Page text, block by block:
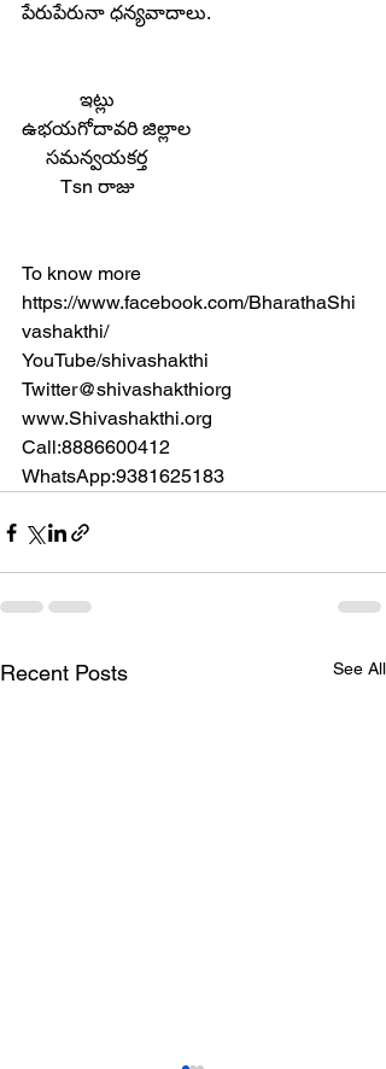
పేరుపేరునా ధన్యవాదాలు.
            ఇట్లు
ఉభయగోదావరి జిల్లాల
     సమన్వయకర్త
        Tsn రాజు
To know more
https://www.facebook.com/BharathaShi
vashakthi/
YouTube/shivashakthi
Twitter@shivashakthiorg
www.Shivashakthi.org
Call:8886600412
WhatsApp:9381625183
Recent Posts See All